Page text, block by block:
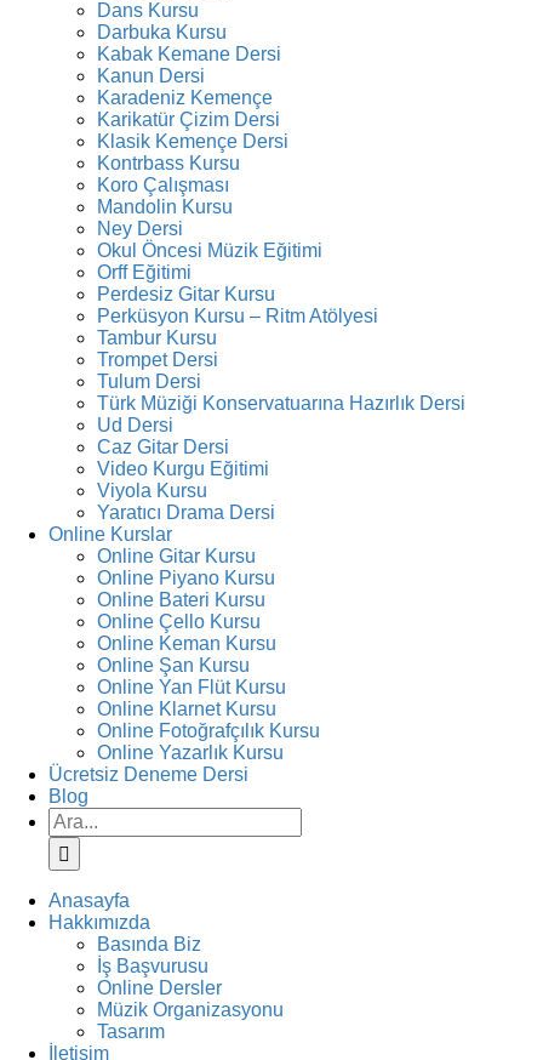
Dans Kursu
Darbuka Kursu
Kabak Kemane Dersi
Kanun Dersi
Karadeniz Kemençe
Karikatür Çizim Dersi
Klasik Kemençe Dersi
Kontrbass Kursu
Koro Çalışması
Mandolin Kursu
Ney Dersi
Okul Öncesi Müzik Eğitimi
Orff Eğitimi
Perdesiz Gitar Kursu
Perküsyon Kursu – Ritm Atölyesi
Tambur Kursu
Trompet Dersi
Tulum Dersi
Türk Müziği Konservatuarına Hazırlık Dersi
Ud Dersi
Caz Gitar Dersi
Video Kurgu Eğitimi
Viyola Kursu
Yaratıcı Drama Dersi
Online Kurslar
Online Gitar Kursu
Online Piyano Kursu
Online Bateri Kursu
Online Çello Kursu
Online Keman Kursu
Online Şan Kursu
Online Yan Flüt Kursu
Online Klarnet Kursu
Online Fotoğrafçılık Kursu
Online Yazarlık Kursu
Ücretsiz Deneme Dersi
Blog
Ara:
Anasayfa
Hakkımızda
Basında Biz
İş Başvurusu
Online Dersler
Müzik Organizasyonu
Tasarım
İletişim